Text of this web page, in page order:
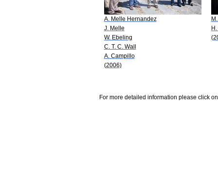
A. Melle Hernandez
J. Melle
W. Ebeling
C. T. C. Wall
A. Campillo
(2006)
For more detailed information please click